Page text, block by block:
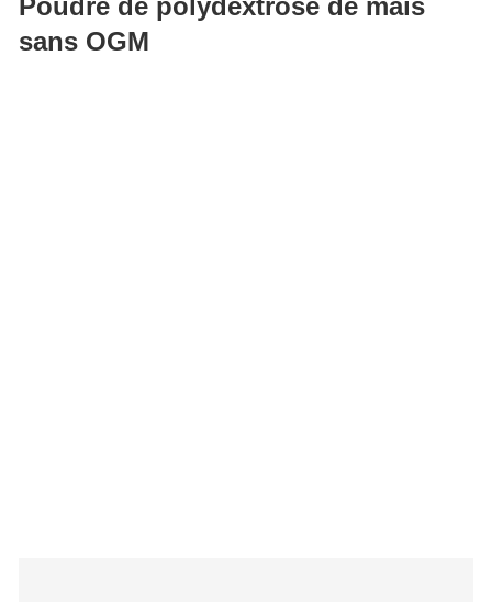
Poudre de polydextrose de maïs sans OGM
Poudre de polydextrose de maïs
sans OGM